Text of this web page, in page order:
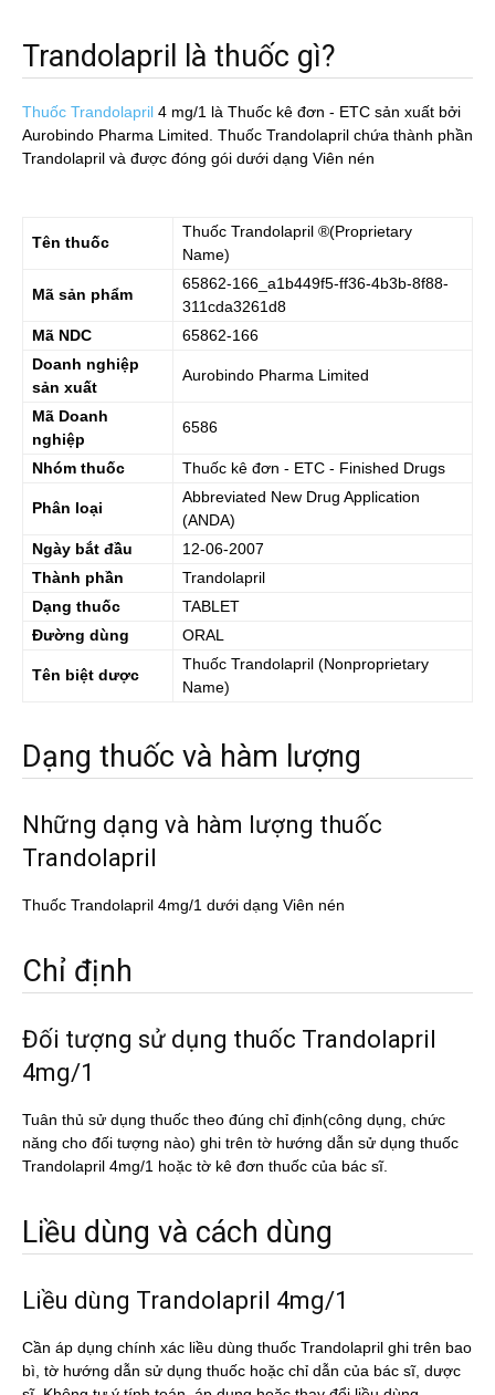
Trandolapril là thuốc gì?
Thuốc Trandolapril 4 mg/1 là Thuốc kê đơn - ETC sản xuất bởi
Aurobindo Pharma Limited. Thuốc Trandolapril chứa thành phần
Trandolapril và được đóng gói dưới dạng Viên nén
Tên thuốc
Thuốc Trandolapril ®(Proprietary
Name)
Mã sản phẩm
65862-166_a1b449f5-ff36-4b3b-8f88-
311cda3261d8
Mã NDC
65862-166
Doanh nghiệp
sản xuất
Aurobindo Pharma Limited
Mã Doanh
nghiệp
6586
Nhóm thuốc Thuốc kê đơn - ETC - Finished Drugs
Phân loại
Abbreviated New Drug Application
(ANDA)
Ngày bắt đầu
12-06-2007
Thành phần
Trandolapril
Dạng thuốc
TABLET
Đường dùng
ORAL
Tên biệt dược
Thuốc Trandolapril (Nonproprietary
Name)
Dạng thuốc và hàm lượng
Những dạng và hàm lượng thuốc
Trandolapril
Thuốc Trandolapril 4mg/1 dưới dạng Viên nén
Chỉ định
Đối tượng sử dụng thuốc Trandolapril
4mg/1
Tuân thủ sử dụng thuốc theo đúng chỉ định(công dụng, chức
năng cho đối tượng nào) ghi trên tờ hướng dẫn sử dụng thuốc
Trandolapril 4mg/1 hoặc tờ kê đơn thuốc của bác sĩ.
Liều dùng và cách dùng
Liều dùng Trandolapril 4mg/1
Cần áp dụng chính xác liều dùng thuốc Trandolapril ghi trên bao
bì, tờ hướng dẫn sử dụng thuốc hoặc chỉ dẫn của bác sĩ, dược